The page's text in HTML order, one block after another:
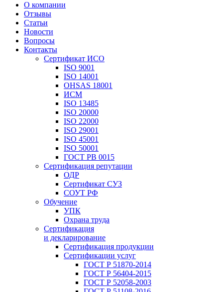
О компании
Отзывы
Статьи
Новости
Вопросы
Контакты
Сертификат ИСО
ISO 9001
ISO 14001
OHSAS 18001
ИСМ
ISO 13485
ISO 20000
ISO 22000
ISO 29001
ISO 45001
ISO 50001
ГОСТ РВ 0015
Сертификация репутации
ОДР
Сертификат СУЗ
СОУТ РФ
Обучение
УПК
Охрана труда
Сертификация
и декларирование
Сертификация продукции
Сертификации услуг
ГОСТ Р 51870-2014
ГОСТ Р 56404-2015
ГОСТ Р 52058-2003